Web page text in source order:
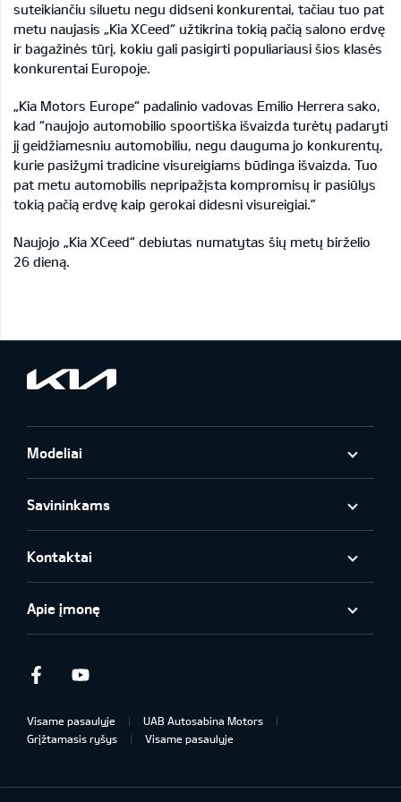
suteikiančiu siluetu negu didseni konkurentai, tačiau tuo pat
metu naujasis „Kia XCeed“ užtikrina tokią pačią salono erdvę
ir bagažinės tūrį, kokiu gali pasigirti populiariausi šios klasės
konkurentai Europoje.
„Kia Motors Europe“ padalinio vadovas Emilio Herrera sako,
kad “naujojo automobilio spoortiška išvaizda turėtų padaryti
jį geidžiamesniu automobiliu, negu dauguma jo konkurentų,
kurie pasižymi tradicine visureigiams būdinga išvaizda. Tuo
pat metu automobilis nepripažįsta kompromisų ir pasiūlys
tokią pačią erdvę kaip gerokai didesni visureigiai.”
Naujojo „Kia XCeed“ debiutas numatytas šių metų birželio
26 dieną.
Modeliai
Savininkams
Kontaktai
Apie įmonę
Facebook
Visame pasaulyje
UAB Autosabina Motors
Grįžtamasis ryšys
Visame pasaulyje